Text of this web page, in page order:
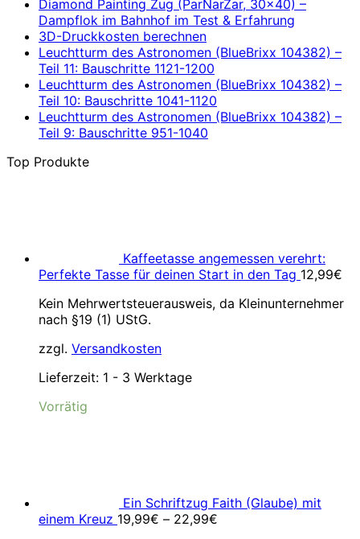
Diamond Painting Zug (ParNarZar, 30×40) –
Dampflok im Bahnhof im Test & Erfahrung
3D-Druckkosten berechnen
Leuchtturm des Astronomen (BlueBrixx 104382) –
Teil 11: Bauschritte 1121-1200
Leuchtturm des Astronomen (BlueBrixx 104382) –
Teil 10: Bauschritte 1041-1120
Leuchtturm des Astronomen (BlueBrixx 104382) –
Teil 9: Bauschritte 951-1040
Top Produkte
Kaffeetasse angemessen verehrt:
Perfekte Tasse für deinen Start in den Tag 12,99€
Kein Mehrwertsteuerausweis, da Kleinunternehmer
nach §19 (1) UStG.
zzgl. Versandkosten
Lieferzeit: 1 - 3 Werktage
Vorrätig
Ein Schriftzug Faith (Glaube) mit
einem Kreuz 19,99€ – 22,99€